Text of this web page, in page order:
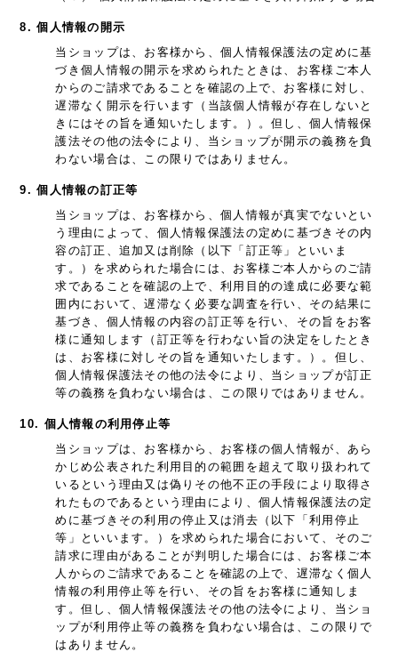
8. 個人情報の開示
当ショップは、お客様から、個人情報保護法の定めに基
づき個人情報の開示を求められたときは、お客様ご本人
からのご請求であることを確認の上で、お客様に対し、
遅滞なく開示を行います（当該個人情報が存在しないと
きにはその旨を通知いたします。）。但し、個人情報保
護法その他の法令により、当ショップが開示の義務を負
わない場合は、この限りではありません。
9. 個人情報の訂正等
当ショップは、お客様から、個人情報が真実でないとい
う理由によって、個人情報保護法の定めに基づきその内
容の訂正、追加又は削除（以下「訂正等」といいま
す。）を求められた場合には、お客様ご本人からのご請
求であることを確認の上で、利用目的の達成に必要な範
囲内において、遅滞なく必要な調査を行い、その結果に
基づき、個人情報の内容の訂正等を行い、その旨をお客
様に通知します（訂正等を行わない旨の決定をしたとき
は、お客様に対しその旨を通知いたします。）。但し、
個人情報保護法その他の法令により、当ショップが訂正
等の義務を負わない場合は、この限りではありません。
10. 個人情報の利用停止等
当ショップは、お客様から、お客様の個人情報が、あら
かじめ公表された利用目的の範囲を超えて取り扱われて
いるという理由又は偽りその他不正の手段により取得さ
れたものであるという理由により、個人情報保護法の定
めに基づきその利用の停止又は消去（以下「利用停止
等」といいます。）を求められた場合において、そのご
請求に理由があることが判明した場合には、お客様ご本
人からのご請求であることを確認の上で、遅滞なく個人
情報の利用停止等を行い、その旨をお客様に通知しま
す。但し、個人情報保護法その他の法令により、当ショ
ップが利用停止等の義務を負わない場合は、この限りで
はありません。